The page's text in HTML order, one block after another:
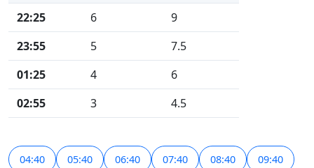
22:25
6
9
23:55
5
7.5
01:25
4
6
02:55
3 4.5
04:40 05:40 06:40 07:40 08:40 09:40